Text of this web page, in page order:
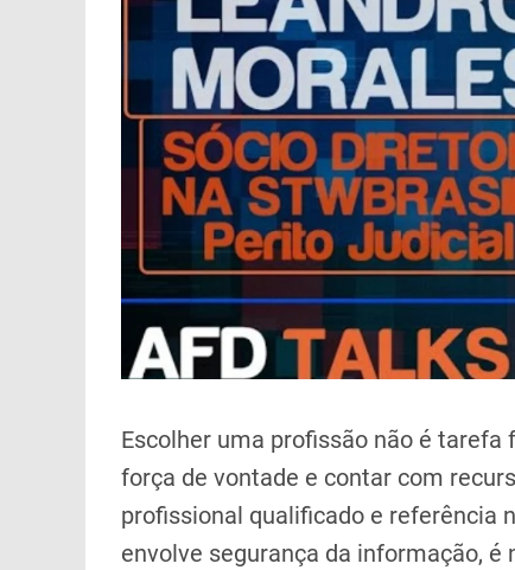
Escolher uma profissão não é
força de vontade e contar com
profissional qualificado e referência
envolve segurança da informação,